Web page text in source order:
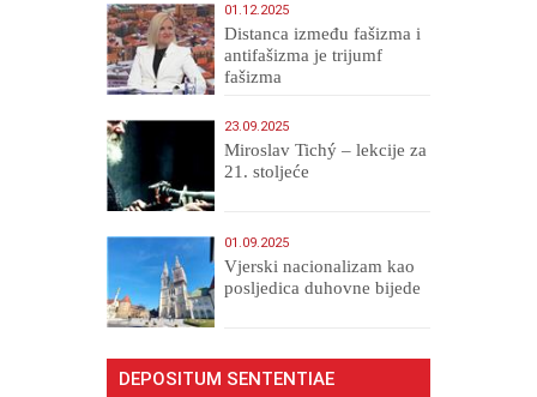
01.12.2025
Distanca između fašizma i
antifašizma je trijumf
fašizma
23.09.2025
Miroslav Tichý – lekcije za
21. stoljeće
01.09.2025
​Vjerski nacionalizam kao
posljedica duhovne bijede
DEPOSITUM SENTENTIAE